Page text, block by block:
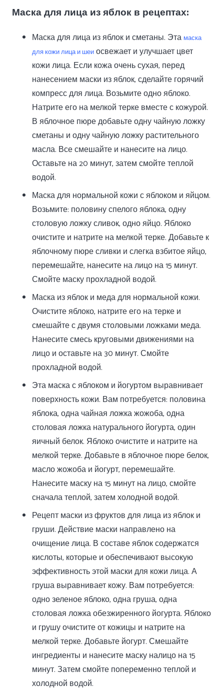
Маска для лица из яблок в рецептах:
Маска для лица из яблок и сметаны. Эта маска
для кожи лица и шеиосвежает и улучшает цвет
кожи лица. Если кожа очень сухая, перед
нанесением маски из яблок, сделайте горячий
компресс для лица. Возьмите одно яблоко.
Натрите его на мелкой терке вместе с кожурой.
В яблочное пюре добавьте одну чайную ложку
сметаны и одну чайную ложку растительного
масла. Все смешайте и нанесите на лицо.
Оставьте на 20 минут, затем смойте теплой
водой.
Маска для нормальной кожи с яблоком и яйцом.
Возьмите: половину спелого яблока, одну
столовую ложку сливок, одно яйцо. Яблоко
очистите и натрите на мелкой терке. Добавьте к
яблочному пюре сливки и слегка взбитое яйцо,
перемешайте, нанесите на лицо на 15 минут.
Смойте маску прохладной водой.
Маска из яблок и меда для нормальной кожи.
Очистите яблоко, натрите его на терке и
смешайте с двумя столовыми ложками меда.
Нанесите смесь круговыми движениями на
лицо и оставьте на 30 минут. Смойте
прохладной водой.
Эта маска с яблоком и йогуртом выравнивает
поверхность кожи. Вам потребуется: половина
яблока, одна чайная ложка жожоба, одна
столовая ложка натурального йогурта, один
яичный белок. Яблоко очистите и натрите на
мелкой терке. Добавьте в яблочное пюре белок,
масло жожоба и йогурт, перемешайте.
Нанесите маску на 15 минут на лицо, смойте
сначала теплой, затем холодной водой.
Рецепт маски из фруктов для лица из яблок и
груши. Действие маски направлено на
очищение лица. В составе яблок содержатся
кислоты, которые и обеспечивают высокую
эффективность этой маски для кожи лица. А
груша выравнивает кожу. Вам потребуется:
одно зеленое яблоко, одна груша, одна
столовая ложка обезжиренного йогурта. Яблоко
и грушу очистите от кожицы и натрите на
мелкой терке. Добавьте йогурт. Смешайте
ингредиенты и нанесите маску налицо на 15
минут. Затем смойте попеременно теплой и
холодной водой.